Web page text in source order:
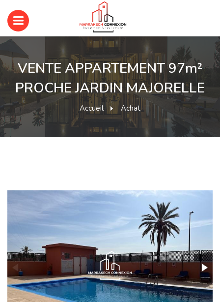
VENTE APPARTEMENT 97m²
PROCHE JARDIN MAJORELLE
Accueil Achat